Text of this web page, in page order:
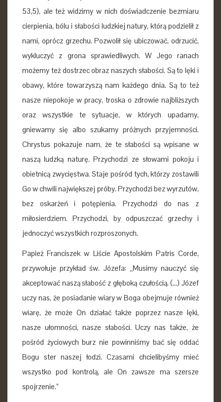
53,5), ale też widzimy w nich doświadczenie bezmiaru
cierpienia, bólu i słabości ludzkiej natury, którą podzielił z
nami, oprócz grzechu. Pozwolił się ubiczować, odrzucić,
wykluczyć z grona sprawiedliwych. W Jego ranach
możemy też dostrzec obraz naszych słabości. Są to lęki i
obawy, które towarzyszą nam każdego dnia. Są to też
nasze niepokoje w pracy, troska o zdrowie najbliższych
oraz wszystkie te sytuacje, w których upadamy,
gniewamy się albo szukamy próżnych przyjemności.
Chrystus pokazuje nam, że te słabości są wpisane w
naszą ludzką naturę. Przychodzi ze słowami pokoju i
obietnicą zwycięstwa. Staje pośród tych, którzy zostawili
Go w chwili największej próby. Przychodzi bez wyrzutów,
bez oskarżeń i potępienia. Przychodzi do nas z
miłosierdziem. Przychodzi, by odpuszczać grzechy i
jednoczyć wszystkich rozproszonych.
Papież Franciszek w Liście Apostolskim Patris Corde,
przywołuje przykład św. Józefa: „Musimy nauczyć się
akceptować naszą słabość z głęboką czułością. (…) Józef
uczy nas, że posiadanie wiary w Boga obejmuje również
wiarę, że może On działać także poprzez nasze lęki,
nasze ułomności, nasze słabości. Uczy nas także, że
pośród życiowych burz nie powinniśmy bać się oddać
Bogu ster naszej łodzi. Czasami chcielibyśmy mieć
wszystko pod kontrolą, ale On zawsze ma szersze
spojrzenie.”